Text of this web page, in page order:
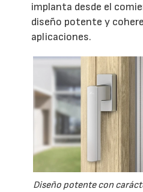
implanta desde el
diseño potente y
aplicaciones.
Diseño potente con